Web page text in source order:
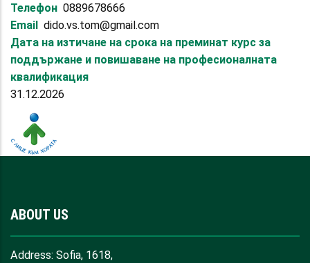
Телефон 0889678666
Email
dido.vs.tom@gmail.com
Дата на изтичане на срока на преминат курс за
поддържане и повишаване на професионалната
квалификация
31.12.2026
ABOUT US
Address: Sofia, 1618,